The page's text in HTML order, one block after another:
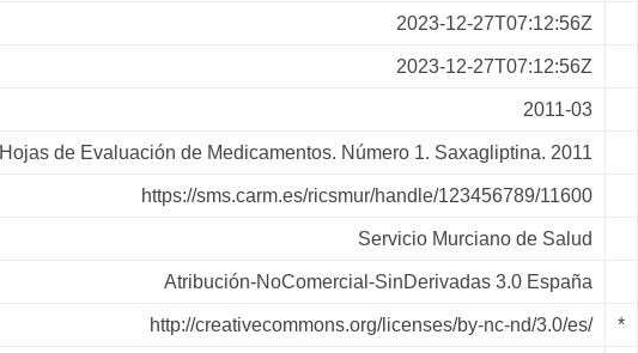
2023-12-27T07:12:56Z
2023-12-27T07:12:56Z
2011-03
Hojas de Evaluación de Medicamentos. Número 1. Saxagliptina. 2011
https://sms.carm.es/ricsmur/handle/123456789/11600
Servicio Murciano de Salud
Atribución-NoComercial-SinDerivadas 3.0 España
http://creativecommons.org/licenses/by-nc-nd/3.0/es/ *